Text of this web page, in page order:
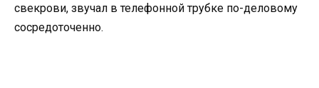
свекрови, звучал в телефонной трубке по-деловому
сосредоточенно.